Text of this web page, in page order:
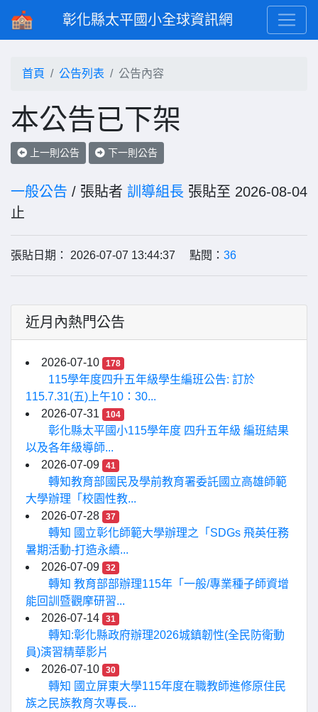
彰化縣太平國小全球資訊網
首頁 公告列表 公告內容
本公告已下架
上一則公告 下一則公告
一般公告 / 張貼者 訓導組長 張貼至 2026-08-04
止
張貼日期： 2026-07-07 13:44:37 點閱： 36
近月內熱門公告
2026-07-10 178
115學年度四升五年級學生編班公告: 訂於
115.7.31(五)上午10：30...
2026-07-31
104
彰化縣太平國小115學年度 四升五年級 編班結果
以及各年級導師...
2026-07-09
41
轉知教育部國民及學前教育署委託國立高雄師範
大學辦理「校園性教...
2026-07-28
37
轉知 國立彰化師範大學辦理之「SDGs 飛英任務
暑期活動-打造永續...
2026-07-09
32
轉知 教育部部辦理115年「一般/專業種子師資增
能回訓暨觀摩研習...
2026-07-14
31
轉知:彰化縣政府辦理2026城鎮韌性(全民防衛動
員)演習精華影片
2026-07-10
30
轉知 國立屏東大學115年度在職教師進修原住民
族之民族教育次專長...